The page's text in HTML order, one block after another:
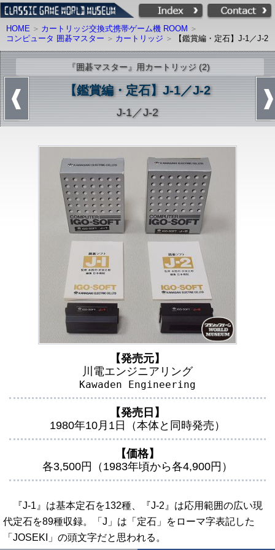
HOME
カートリッジ交換式携帯ゲーム機 ROOM
コンピュータ 囲碁マスター
カートリッジ 【鑑賞編・定石】J-1／J-2
『囲碁マスター』用カートリッジ (2)
【鑑賞編・定石】J-1／J-2
J-1／J-2
【発売元】
川電エンジニアリング
Kawaden Engineering
【発売日】
1980年10月1日（本体と同時発売）
【価格】
各3,500円（1983年頃から各4,900円）
『J-1』は基本定石を132種、『J-2』は応用範囲の広い現
代定石を89種収録。「J」は「定石」をローマ字表記した
「JOSEKI」の頭文字だと思われる。